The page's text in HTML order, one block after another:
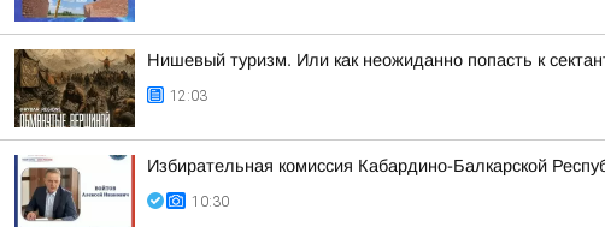
Нишевый туризм. Или как неожиданно попасть к
12:03
Избирательная комиссия Кабардино-Балкарской
10:30